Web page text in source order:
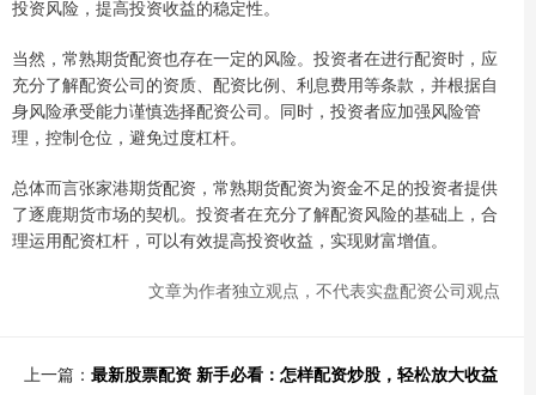
投资风险，提高投资收益的稳定性。
当然，常熟期货配资也存在一定的风险。投资者在进行配资时，应
充分了解配资公司的资质、配资比例、利息费用等条款，并根据自
身风险承受能力谨慎选择配资公司。同时，投资者应加强风险管
理，控制仓位，避免过度杠杆。
总体而言张家港期货配资，常熟期货配资为资金不足的投资者提供
了逐鹿期货市场的契机。投资者在充分了解配资风险的基础上，合
理运用配资杠杆，可以有效提高投资收益，实现财富增值。
文章为作者独立观点，不代表实盘配资公司观点
上一篇： 最新股票配资 新手必看：怎样配资炒股，轻松放大收益